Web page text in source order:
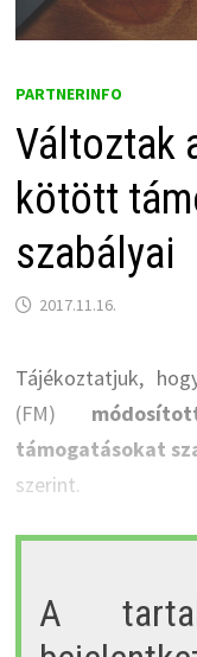
PARTNERINFO
Változtak
kötött
szabályai
2017.11.16.
Tájékoztatjuk,
(FM)
támogatásokat
szerint.
A